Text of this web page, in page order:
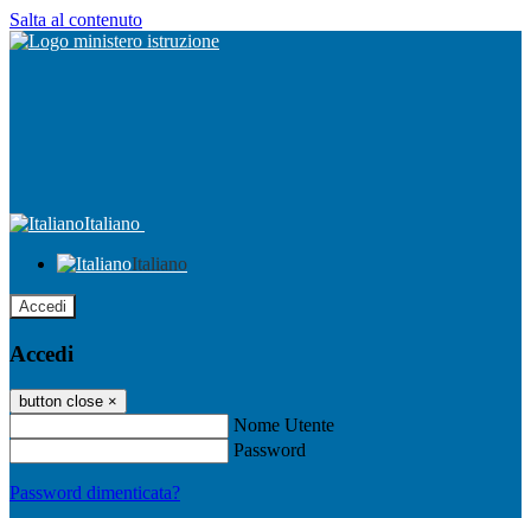
Salta al contenuto
Italiano
Italiano
Accedi
Accedi
button close ×
Nome Utente
Password
Password dimenticata?